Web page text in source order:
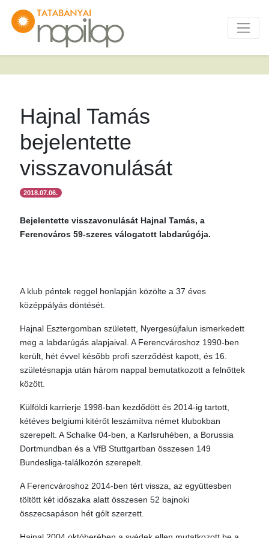
Hajnal Tamás
bejelentette
visszavonulását
2018.07.06.
Bejelentette visszavonulását Hajnal Tamás, a
Ferencváros 59-szeres válogatott labdarúgója.
A klub péntek reggel honlapján közölte a 37 éves
középpályás döntését.
Hajnal Esztergomban született, Nyergesújfalun ismerkedett
meg a labdarúgás alapjaival. A Ferencvároshoz 1990-ben
került, hét évvel később profi szerződést kapott, és 16.
születésnapja után három nappal bemutatkozott a felnőttek
között.
Külföldi karrierje 1998-ban kezdődött és 2014-ig tartott,
kétéves belgiumi kitérőt leszámítva német klubokban
szerepelt. A Schalke 04-ben, a Karlsruhében, a Borussia
Dortmundban és a VfB Stuttgartban összesen 149
Bundesliga-találkozón szerepelt.
A Ferencvároshoz 2014-ben tért vissza, az együttesben
töltött két időszaka alatt összesen 52 bajnoki
összecsapáson hét gólt szerzett.